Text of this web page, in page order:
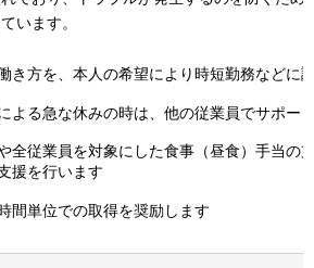
います。
き方を、本人の希望により時短勤務などに
よる急な休みの時は、他の従業員でサポー
全従業員を対象にした食事（昼食）手当の
援を行います
間単位での取得を奨励します